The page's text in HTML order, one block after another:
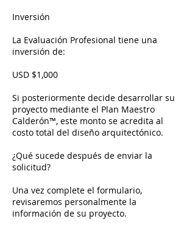
Inversión
La Evaluación Profesional tiene una
inversión de:
USD $1,000
Si posteriormente decide desarrollar su
proyecto mediante el Plan Maestro
Calderón™, este monto se acredita al
costo total del diseño arquitectónico.
¿Qué sucede después de enviar la
solicitud?
Una vez complete el formulario,
revisaremos personalmente la
información de su proyecto.